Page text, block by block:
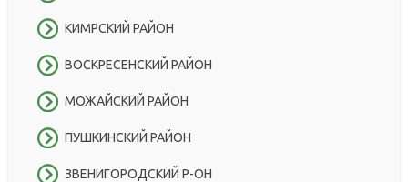
КИМРСКИЙ РАЙОН
ВОСКРЕСЕНСКИЙ РАЙОН
МОЖАЙСКИЙ РАЙОН
ПУШКИНСКИЙ РАЙОН
ЗВЕНИГОРОДСКИЙ Р-ОН